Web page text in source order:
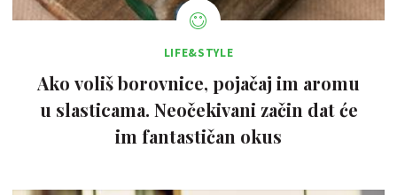
LIFE&STYLE
Ako voliš borovnice, pojačaj im aromu
u slasticama. Neočekivani začin dat će
im fantastičan okus